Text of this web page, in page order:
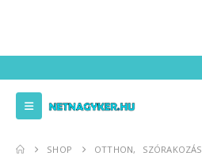
SHOP OTTHON, SZÓRAKOZÁS